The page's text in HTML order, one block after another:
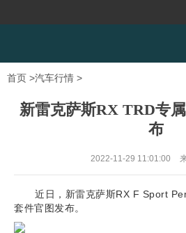
首页 >汽车行情 >
新雷克萨斯RX TRD专
布
2022-11-29 11:01:00
近日，新雷克萨斯RX F Sport
套件官图发布。